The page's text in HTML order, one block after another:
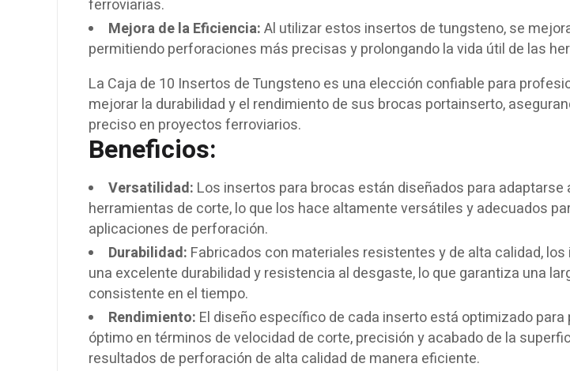
ferroviarias.
Mejora de la Eficiencia:Al utilizar estos insertos de tungsteno, se
permitiendo perforaciones más precisas y prolongando la vida útil de las
La Caja de 10 Insertos de Tungsteno es una elección confiable para
mejorar la durabilidad y el rendimiento de sus brocas portainserto,
preciso en proyectos ferroviarios.
Beneficios:
Versatilidad: Los insertos para brocas están diseñados para
herramientas de corte, lo que los hace altamente versátiles y adecuados
aplicaciones de perforación.
Durabilidad: Fabricados con materiales resistentes y de alta calidad,
una excelente durabilidad y resistencia al desgaste, lo que garantiza una
consistente en el tiempo.
Rendimiento: El diseño específico de cada inserto está optimizado
óptimo en términos de velocidad de corte, precisión y acabado de la
resultados de perforación de alta calidad de manera eficiente.